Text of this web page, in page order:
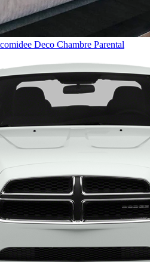
Deco Chambre Parental